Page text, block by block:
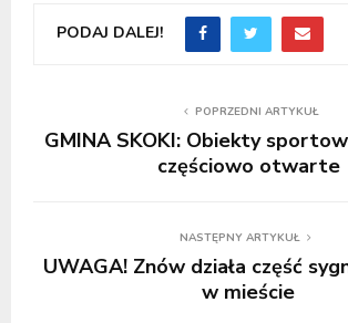
PODAJ DALEJ!
POPRZEDNI ARTYKUŁ
GMINA SKOKI: Obiekty
częściowo otwarte
NASTĘPNY ARTYKUŁ
UWAGA! Znów działa część
w mieście